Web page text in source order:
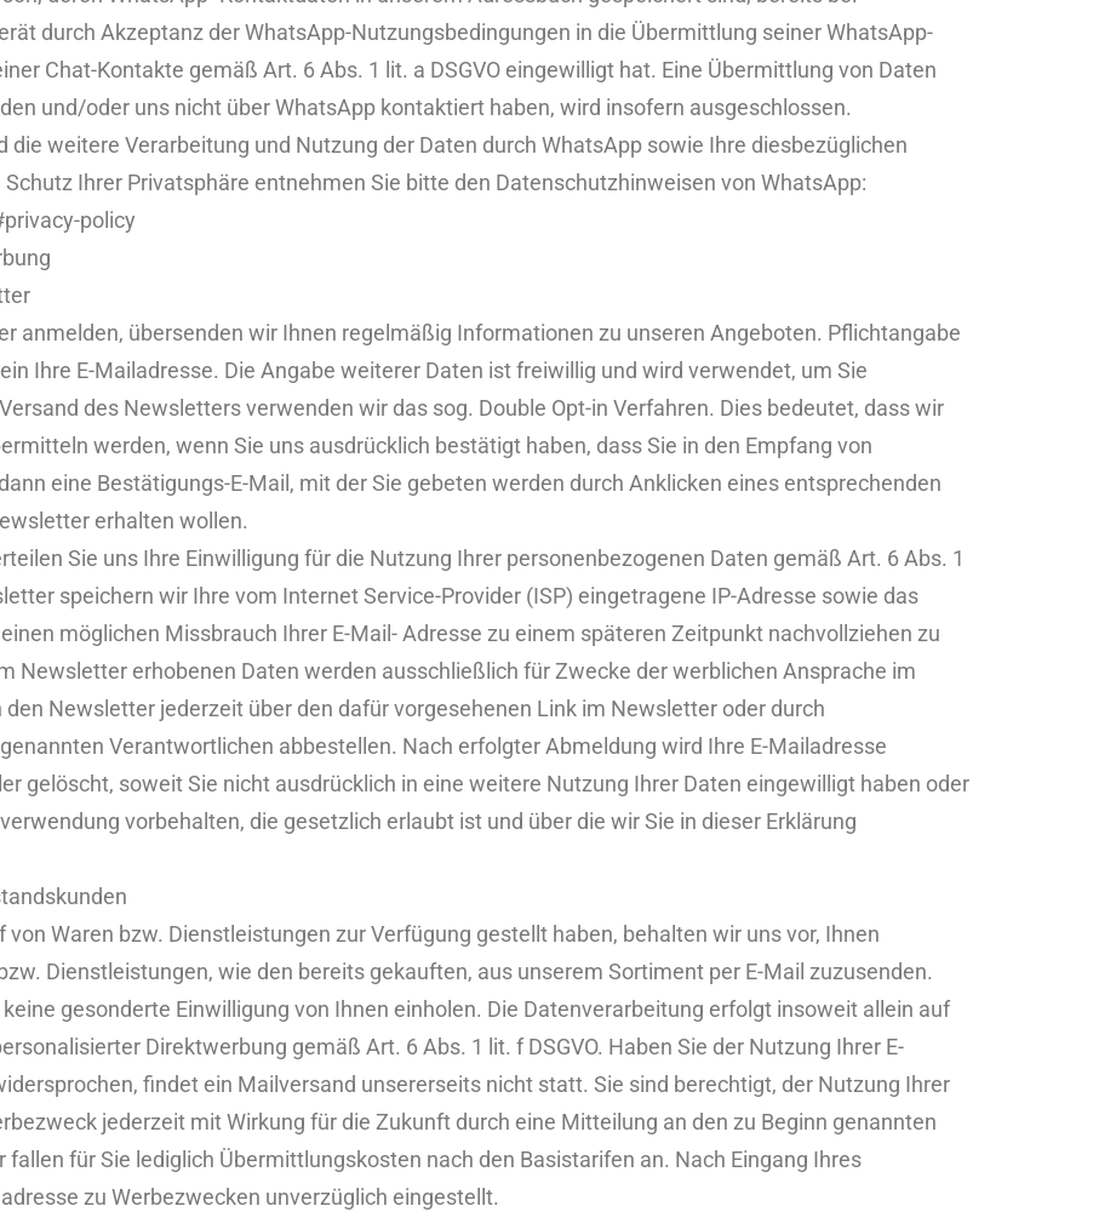
durch Akzeptanz der WhatsApp-Nutzungsbedingungen in die Übermittlung seiner WhatsApp-
Chat-Kontakte gemäß Art. 6 Abs. 1 lit. a DSGVO eingewilligt hat. Eine Übermittlung von Daten
und/oder uns nicht über WhatsApp kontaktiert haben, wird insofern ausgeschlossen.
weitere Verarbeitung und Nutzung der Daten durch WhatsApp sowie Ihre diesbezüglichen
Ihrer Privatsphäre entnehmen Sie bitte den Datenschutzhinweisen von WhatsApp:
policy
anmelden, übersenden wir Ihnen regelmäßig Informationen zu unseren Angeboten. Pflichtangabe
Ihre E-Mailadresse. Die Angabe weiterer Daten ist freiwillig und wird verwendet, um Sie
des Newsletters verwenden wir das sog. Double Opt-in Verfahren. Dies bedeutet, dass wir
werden, wenn Sie uns ausdrücklich bestätigt haben, dass Sie in den Empfang von
eine Bestätigungs-E-Mail, mit der Sie gebeten werden durch Anklicken eines entsprechenden
erhalten wollen.
Sie uns Ihre Einwilligung für die Nutzung Ihrer personenbezogenen Daten gemäß Art. 6 Abs. 1
speichern wir Ihre vom Internet Service-Provider (ISP) eingetragene IP-Adresse sowie das
möglichen Missbrauch Ihrer E-Mail- Adresse zu einem späteren Zeitpunkt nachvollziehen zu
Newsletter erhobenen Daten werden ausschließlich für Zwecke der werblichen Ansprache im
Newsletter jederzeit über den dafür vorgesehenen Link im Newsletter oder durch
Verantwortlichen abbestellen. Nach erfolgter Abmeldung wird Ihre E-Mailadresse
gelöscht, soweit Sie nicht ausdrücklich in eine weitere Nutzung Ihrer Daten eingewilligt haben oder
vorbehalten, die gesetzlich erlaubt ist und über die wir Sie in dieser Erklärung
Waren bzw. Dienstleistungen zur Verfügung gestellt haben, behalten wir uns vor, Ihnen
Dienstleistungen, wie den bereits gekauften, aus unserem Sortiment per E-Mail zuzusenden.
gesonderte Einwilligung von Ihnen einholen. Die Datenverarbeitung erfolgt insoweit allein auf
Direktwerbung gemäß Art. 6 Abs. 1 lit. f DSGVO. Haben Sie der Nutzung Ihrer E-
findet ein Mailversand unsererseits nicht statt. Sie sind berechtigt, der Nutzung Ihrer
jederzeit mit Wirkung für die Zukunft durch eine Mitteilung an den zu Beginn genannten
für Sie lediglich Übermittlungskosten nach den Basistarifen an. Nach Eingang Ihres
zu Werbezwecken unverzüglich eingestellt.